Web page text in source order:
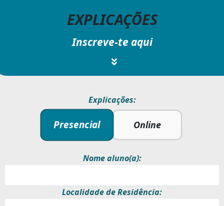
EXPLICAÇÕES
Inscreve-te aqui
Explicações:
Presencial Online
Nome aluno(a):
Localidade de Residência: